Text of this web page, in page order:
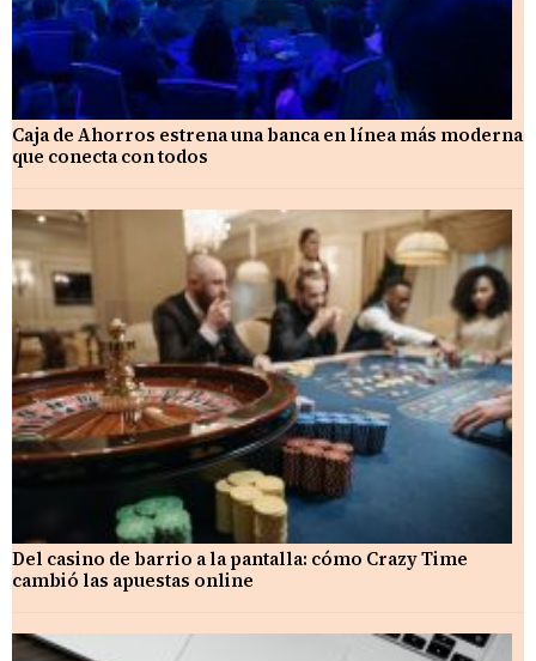
Caja de Ahorros estrena una banca en línea más moderna
que conecta con todos
Del casino de barrio a la pantalla: cómo Crazy Time
cambió las apuestas online